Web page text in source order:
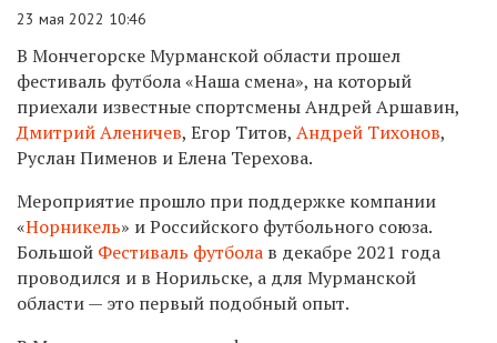
23 мая 2022 10:46
В Мончегорске Мурманской области прошел
фестиваль футбола «Наша смена», на который
приехали известные спортсменыАндрей Аршавин,
Дмитрий Аленичев, Егор Титов, Андрей Тихонов,
Руслан Пименов и Елена Терехова.
Мероприятие прошло при поддержке компании
«Норникель» и Российского футбольного союза.
Большой Фестиваль футбола в декабре 2021 года
проводился и в Норильске, а для Мурманской
области — это первый подобный опыт.